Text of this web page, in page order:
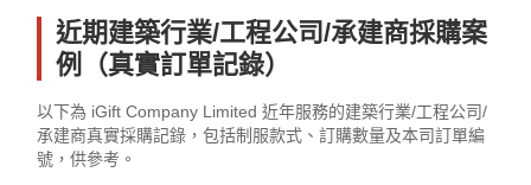
近期建築行業/工程公司/承建商採購案
例（真實訂單記錄）
以下為 iGift Company Limited 近年服務的建築行業/工程公司/
承建商真實採購記錄，包括制服款式、訂購數量及本司訂單編
號，供參考。